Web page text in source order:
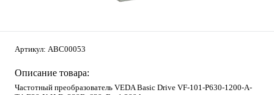
Артикул: ABC00053
Описание товара:
Частотный преобразователь VEDA Basic Drive VF-101-P630-1200-A-